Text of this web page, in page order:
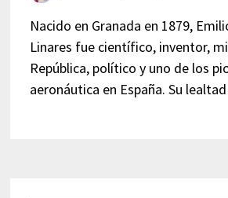
Nacido en Granada en 1879,
Linares fue científico, inventor,
República, político y uno de los
aeronáutica en España. Su